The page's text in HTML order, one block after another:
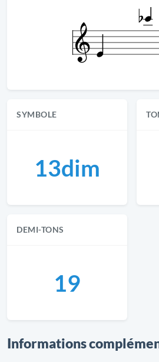
SYMBOLE
13dim
DEMI-TONS
19
Informations